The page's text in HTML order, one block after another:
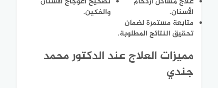
الأسنان.
والفكين.
متابعة مستمرة لضمان
تحقيق النتائج المطلوبة.
مميزات العلاج عند الدكتور محمد
جندي